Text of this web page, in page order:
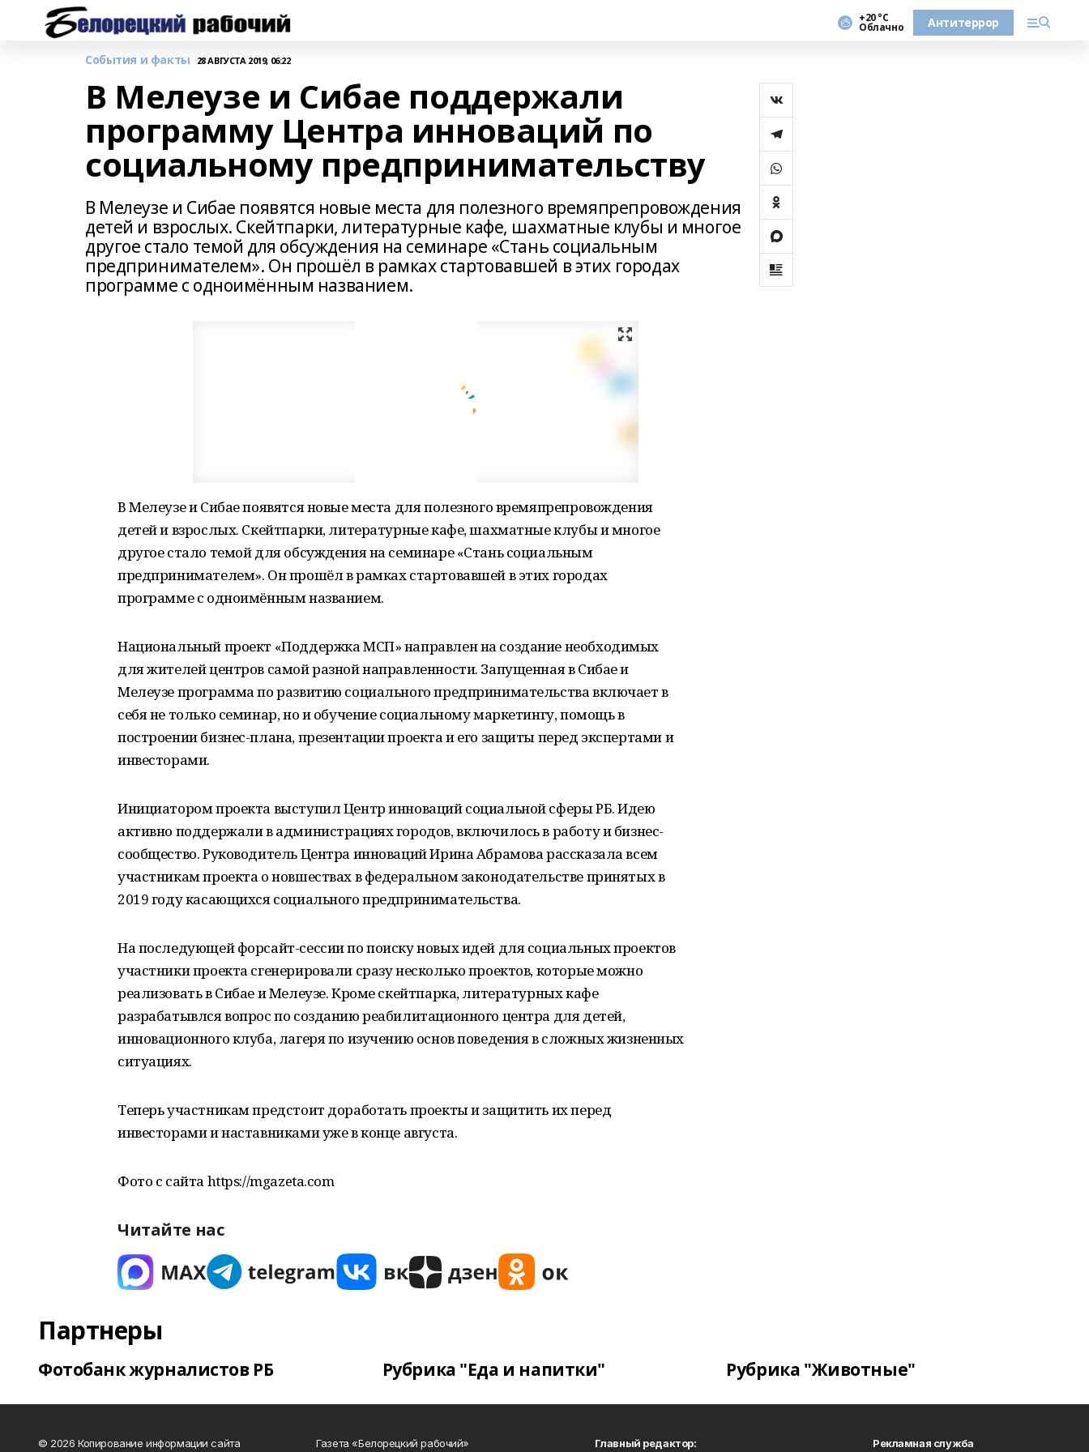
+20 °С
Облачно Антитеррор
События и факты 28 АВГУСТА 2019, 06:22
В Мелеузе и Сибае поддержали
программу Центра инноваций по
социальному предпринимательству
В Мелеузе и Сибае появятся новые места для полезного времяпрепровождения
детей и взрослых. Скейтпарки, литературные кафе, шахматные клубы и многое
другое стало темой для обсуждения на семинаре «Стань социальным
предпринимателем». Он прошёл в рамках стартовавшей в этих городах
программе с одноимённым названием.
В Мелеузе и Сибае появятся новые места для полезного времяпрепровождения
детей и взрослых. Скейтпарки, литературные кафе, шахматные клубы и многое
другое стало темой для обсуждения на семинаре «Стань социальным
предпринимателем». Он прошёл в рамках стартовавшей в этих городах
программе с одноимённым названием.
Национальный проект «Поддержка МСП» направлен на создание необходимых
для жителей центров самой разной направленности. Запущенная в Сибае и
Мелеузе программа по развитию социального предпринимательства включает в
себя не только семинар, но и обучение социальному маркетингу, помощь в
построении бизнес-плана, презентации проекта и его защиты перед экспертами и
инвесторами.
Инициатором проекта выступил Центр инноваций социальной сферы РБ. Идею
активно поддержали в администрациях городов, включилось в работу и бизнес-
сообщество. Руководитель Центра инноваций Ирина Абрамова рассказала всем
участникам проекта о новшествах в федеральном законодательстве принятых в
2019 году касающихся социального предпринимательства.
На последующей форсайт-сессии по поиску новых идей для социальных проектов
участники проекта сгенерировали сразу несколько проектов, которые можно
реализовать в Сибае и Мелеузе. Кроме скейтпарка, литературных кафе
разрабатывлся вопрос по созданию реабилитационного центра для детей,
инновационного клуба, лагеря по изучению основ поведения в сложных жизненных
ситуациях.
Теперь участникам предстоит доработать проекты и защитить их перед
инвесторами и наставниками уже в конце августа.
Фото с сайта https://mgazeta.com
Читайте нас
Партнеры
Фотобанк журналистов РБ Рубрика "Еда и напитки" Рубрика "Животные"
© 2026 Копирование информации сайта
Газета «Белорецкий рабочий»
Главный редактор:
Рекламная служба